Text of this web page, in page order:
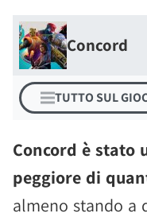
Concord
TUTTO SUL
Concord è stato
peggiore di
almeno stando a